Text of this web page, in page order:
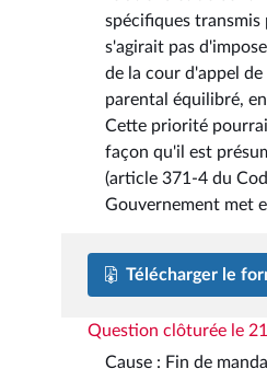
spécifiques transmis
s'agirait pas
de la cour d'appel
parental équilibré,
Cette priorité
façon qu'il est
(article 371-4 du
Gouvernement met
Télécharger le
Question clôturée le
Cause : Fin de